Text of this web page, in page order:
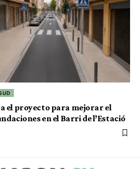
el proyecto para mejorar el
en el Barri de l’Estació